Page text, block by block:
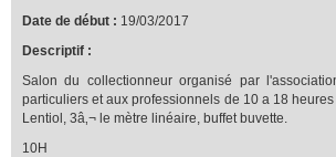
Date de début : 19/03/2017
Descriptif :
Salon du collectionneur organisé par
particuliers et aux professionnels de 10 a 18
Lentiol, 3â‚¬ le mètre linéaire, buffet buvette.
10H